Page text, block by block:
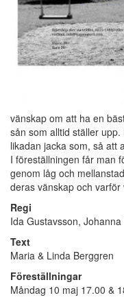
vänskap om att ha en
sån som alltid ställer
likadan jacka som, så att
I föreställningen får man
genom låg och
deras vänskap och
Regi
Ida Gustavsson, Johanna
Text
Maria & Linda Berggren
Föreställningar
Måndag 10 maj 17.00 &